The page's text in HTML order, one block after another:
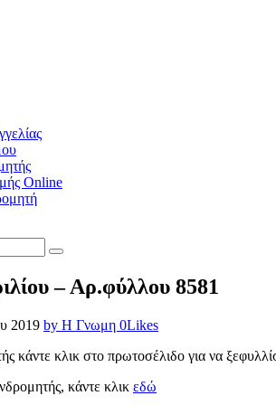
Online
– Αρ.φύλλου 8581
2019 by Η Γνωμη 0Likes
κάντε κλικ στο πρωτοσέλιδο για να
κάντε κλικ εδώ